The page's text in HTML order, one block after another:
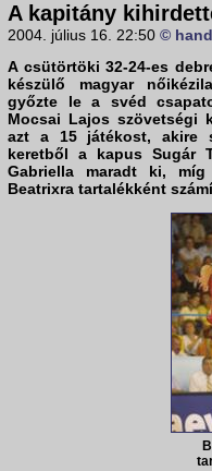
A kapitány
2004. július 16. 22:50 ©
A csütörtöki 32-24-es
készülő magyar
győzte le a svéd
Mocsai Lajos szövetségi
azt a 15 játékost, akire
keretből a kapus Sugár
Gabriella maradt ki,
Beatrixra tartalékként